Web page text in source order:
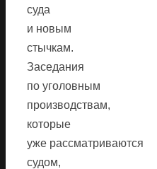
суда
и новым
стычкам.
Заседания
по уголовным
производствам,
которые
уже рассматриваются
судом,